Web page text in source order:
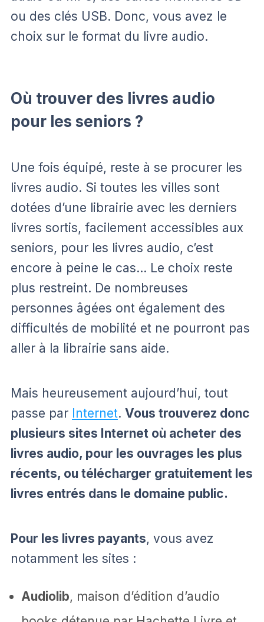
ou des clés USB. Donc, vous avez le
choix sur le format du livre audio.
Où trouver des livres audio
pour les seniors ?
Une fois équipé, reste à se procurer les
livres audio. Si toutes les villes sont
dotées d’une librairie avec les derniers
livres sortis, facilement accessibles aux
seniors, pour les livres audio, c’est
encore à peine le cas… Le choix reste
plus restreint. De nombreuses
personnes âgées ont également des
difficultés de mobilité et ne pourront pas
aller à la librairie sans aide.
Mais heureusement aujourd’hui, tout
passe par Internet. Vous trouverez donc
plusieurs sites Internet où acheter des
livres audio, pour les ouvrages les plus
récents, ou télécharger gratuitement les
livres entrés dans le domaine public.
Pour les livres payants, vous avez
notamment les sites :
Audiolib, maison d’édition d’audio